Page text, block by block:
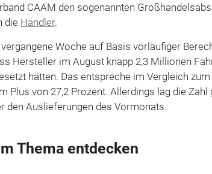
CAAM den sogenannten
die Händler.
Woche auf Basis vorläufiger
Hersteller im August knapp 2,3 Millionen
hätten. Das entspreche im Vergleich
Plus von 27,2 Prozent. Allerdings lag die Zahl
den Auslieferungen des Vormonats.
Thema entdecken